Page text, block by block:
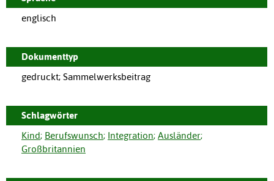
englisch
Dokumenttyp
gedruckt; Sammelwerksbeitrag
Schlagwörter
Kind; Berufswunsch; Integration; Ausländer;
Großbritannien